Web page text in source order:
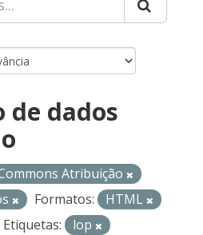
de dados
Atribuição
Formatos:
HTML
Etiquetas:
lop